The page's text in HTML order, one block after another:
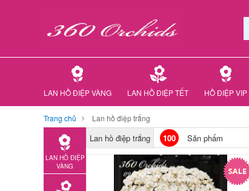
LAN HỒ ĐIỆP VÀNG LAN HỒ ĐIỆP TẾT HỒ ĐIỆP VIP
Trang chủ Lan hồ điệp trắng
LAN HỒ ĐIỆP
VÀNG
Lan hồ điệp trắng 100 Sản phẩm